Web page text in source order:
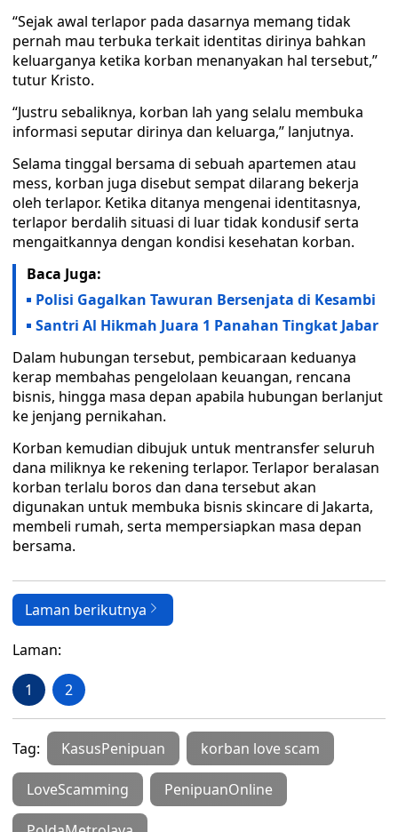
“Sejak awal terlapor pada dasarnya memang tidak
pernah mau terbuka terkait identitas dirinya bahkan
keluarganya ketika korban menanyakan hal tersebut,”
tutur Kristo.
“Justru sebaliknya, korban lah yang selalu membuka
informasi seputar dirinya dan keluarga,” lanjutnya.
Selama tinggal bersama di sebuah apartemen atau
mess, korban juga disebut sempat dilarang bekerja
oleh terlapor. Ketika ditanya mengenai identitasnya,
terlapor berdalih situasi di luar tidak kondusif serta
mengaitkannya dengan kondisi kesehatan korban.
Baca Juga:
Polisi Gagalkan Tawuran Bersenjata di Kesambi
Santri Al Hikmah Juara 1 Panahan Tingkat Jabar
Dalam hubungan tersebut, pembicaraan keduanya
kerap membahas pengelolaan keuangan, rencana
bisnis, hingga masa depan apabila hubungan berlanjut
ke jenjang pernikahan.
Korban kemudian dibujuk untuk mentransfer seluruh
dana miliknya ke rekening terlapor. Terlapor beralasan
korban terlalu boros dan dana tersebut akan
digunakan untuk membuka bisnis skincare di Jakarta,
membeli rumah, serta mempersiapkan masa depan
bersama.
Laman berikutnya
Laman:
1 2
Tag: KasusPenipuan korban love scam
LoveScamming PenipuanOnline